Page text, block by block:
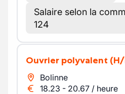
Salaire selon la
124
Ouvrier polyvalent
Bolinne
18.23 - 20.67 / heure